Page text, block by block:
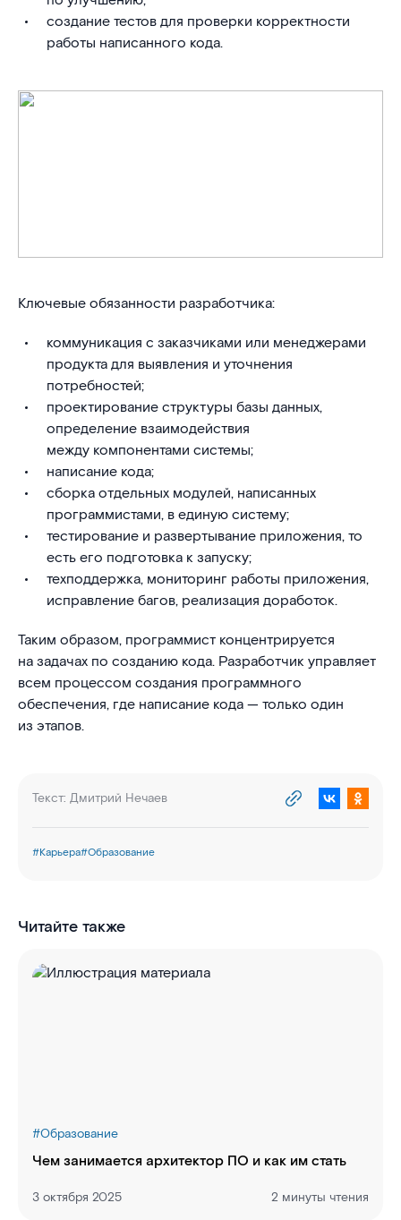
создание тестов для проверки корректности
работы написанного кода.
Ключевые обязанности разработчика:
коммуникация с заказчиками или менеджерами
продукта для выявления и уточнения
потребностей;
проектирование структуры базы данных,
определение взаимодействия
между компонентами системы;
написание кода;
сборка отдельных модулей, написанных
программистами, в единую систему;
тестирование и развертывание приложения, то
есть его подготовка к запуску;
техподдержка, мониторинг работы приложения,
исправление багов, реализация доработок.
Таким образом, программист концентрируется
на задачах по созданию кода. Разработчик управляет
всем процессом создания программного
обеспечения, где написание кода — только один
из этапов.
Текст: Дмитрий Нечаев
#Карьера#Образование
Читайте также
#Образование
Чем занимается архитектор ПО и как им стать
3 октября 2025 2 минуты чтения